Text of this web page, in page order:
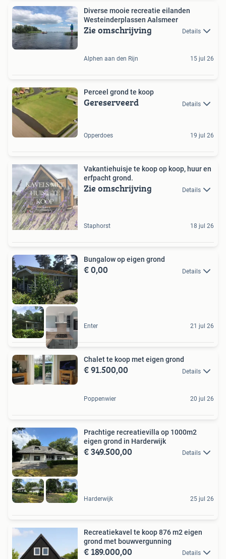
Diverse mooie recreatie eilanden
Westeinderplassen Aalsmeer
Zie omschrijving Details
Alphen aan den Rijn 15 jul 26
Perceel grond te koop
Gereserveerd Details
Opperdoes 19 jul 26
Vakantiehuisje te koop op koop, huur en
erfpacht grond.
Zie omschrijving Details
Staphorst 18 jul 26
Bungalow op eigen grond
€ 0,00 Details
Enter 21 jul 26
Chalet te koop met eigen grond
€ 91.500,00 Details
Poppenwier 20 jul 26
Prachtige recreatievilla op 1000m2
eigen grond in Harderwijk
€ 349.500,00 Details
Harderwijk 25 jul 26
Recreatiekavel te koop 876 m2 eigen
grond met bouwvergunning
€ 189.000,00 Details